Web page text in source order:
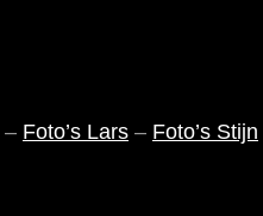
– Foto’s Lars – Foto’s Stijn